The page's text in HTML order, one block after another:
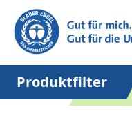
Suchbegriff in
Anführungszeichen
setzen.
Produktfilter